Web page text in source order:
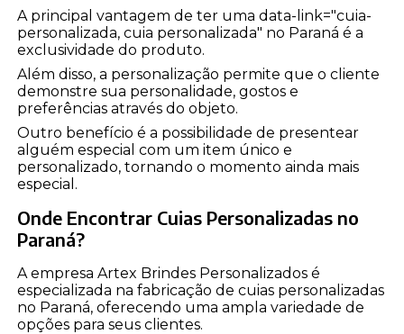
A principal vantagem de ter uma data-link="cuia-
personalizada, cuia personalizada" no Paraná é a
exclusividade do produto.
Além disso, a personalização permite que o cliente
demonstre sua personalidade, gostos e
preferências através do objeto.
Outro benefício é a possibilidade de presentear
alguém especial com um item único e
personalizado, tornando o momento ainda mais
especial.
Onde Encontrar Cuias Personalizadas no
Paraná?
A empresa Artex Brindes Personalizados é
especializada na fabricação de cuias personalizadas
no Paraná, oferecendo uma ampla variedade de
opções para seus clientes.